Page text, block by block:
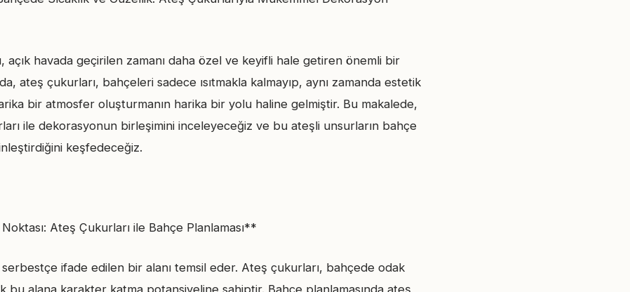
açık havada geçirilen zamanı daha özel ve keyifli hale getiren önemli bir
ateş çukurları, bahçeleri sadece ısıtmakla kalmayıp, aynı zamanda estetik
bir atmosfer oluşturmanın harika bir yolu haline gelmiştir. Bu makalede,
ile dekorasyonun birleşimini inceleyeceğiz ve bu ateşli unsurların bahçe
keşfedeceğiz.
Ateş Çukurları ile Bahçe Planlaması**
serbestçe ifade edilen bir alanı temsil eder. Ateş çukurları, bahçede odak
bu alana karakter katma potansiyeline sahiptir. Bahçe planlamasında ateş